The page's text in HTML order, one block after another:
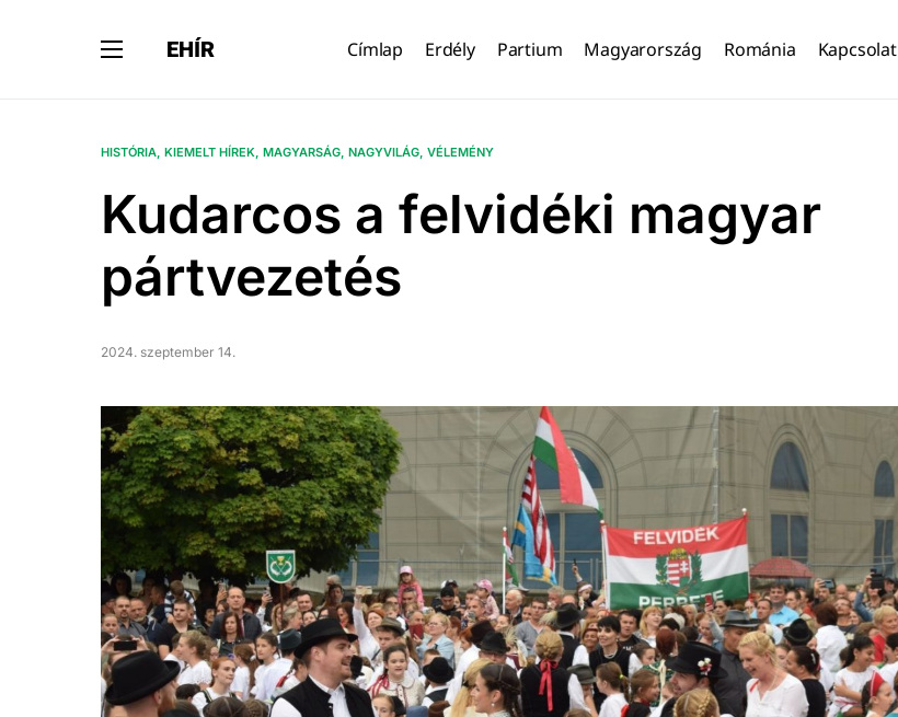
EHÍR Címlap Erdély Partium Magyarország Románia Kapcsolat
HISTÓRIA KIEMELT HÍREK MAGYARSÁG NAGYVILÁG VÉLEMÉNY
Kudarcos a felvidéki magyar
pártvezetés
2024. szeptember 14.